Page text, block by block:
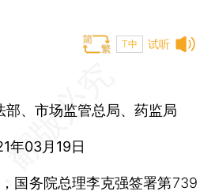
试听
T中
部、市场监管总局、药监局
年03月19日
务院总理李克强签署第739